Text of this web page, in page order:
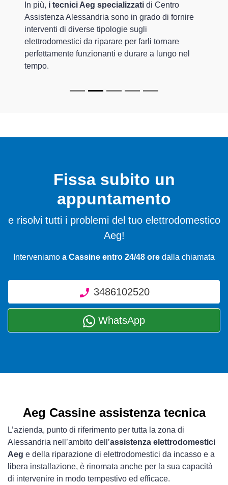
In più, i tecnici Aeg specializzati di Centro
Assistenza Alessandria sono in grado di fornire
interventi di diverse tipologie sugli
elettrodomestici da riparare per farli tornare
perfettamente funzionanti e durare a lungo nel
tempo.
Fissa subito un
appuntamento
e risolvi tutti i problemi del tuo elettrodomestico
Aeg!
Interveniamo a Cassine entro 24/48 ore dalla chiamata
3486102520
WhatsApp
Aeg Cassine assistenza tecnica
L’azienda, punto di riferimento per tutta la zona di
Alessandria nell’ambito dell’assistenza elettrodomestici
Aeg e della riparazione di elettrodomestici da incasso e a
libera installazione, è rinomata anche per la sua capacità
di intervenire in modo tempestivo ed efficace.